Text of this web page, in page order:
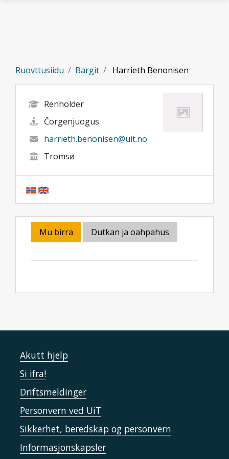
Ruovttusiidu Bargit Harrieth Benonisen
Renholder
Čorgenjuogus
harrieth.benonisen@uit.no
Tromsø
Mu birra Dutkan ja oahpahus
Akutt hjelp
Si ifra!
Driftsmeldinger
Personvern ved UiT
Sikkerhet, beredskap og personvern
Informasjonskapsler